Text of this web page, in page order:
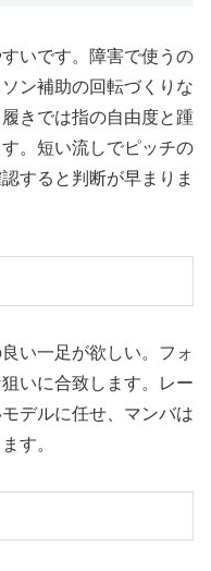
いです。障害で使うの
ン補助の回転づくりな
きでは指の自由度と踵
。短い流しでピッチの
すると判断が早まりま
い一足が欲しい。フォ
いに合致します。レー
デルに任せ、マンバは
す。